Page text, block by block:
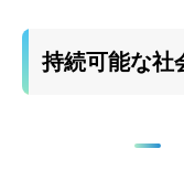
持続可能な社